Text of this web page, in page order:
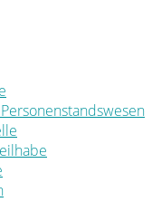
öffentliche